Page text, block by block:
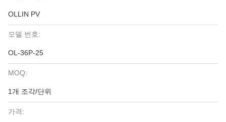
OLLIN PV
모델 번호:
OL-36P-25
MOQ:
1개 조각/단위
가격: